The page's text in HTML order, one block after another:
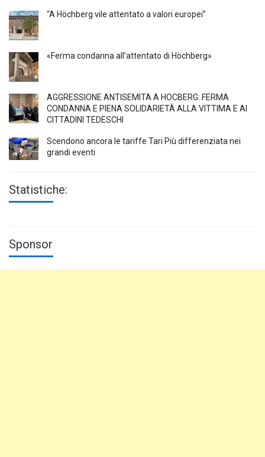
“A Höchberg vile attentato a valori europei”
«Ferma condanna all’attentato di Höchberg»
AGGRESSIONE ANTISEMITA A HÖCBERG: FERMA
CONDANNA E PIENA SOLIDARIETÀ ALLA VITTIMA E AI
CITTADINI TEDESCHI
Scendono ancora le tariffe Tari Più differenziata nei
grandi eventi
Statistiche:
Sponsor